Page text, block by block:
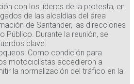
con los líderes de la protesta, en
de las alcaldías del área
de Santander, las direcciones
Público. Durante la reunión, se
clave:
Como condición para
motociclistas accedieron a
la normalización del tráfico en la